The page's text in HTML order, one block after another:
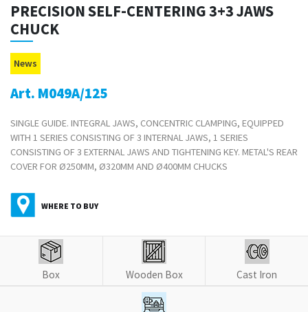
PRECISION SELF-CENTERING 3+3 JAWS
CHUCK
News
Art. M049A/125
SINGLE GUIDE. INTEGRAL JAWS, CONCENTRIC CLAMPING, EQUIPPED
WITH 1 SERIES CONSISTING OF 3 INTERNAL JAWS, 1 SERIES
CONSISTING OF 3 EXTERNAL JAWS AND TIGHTENING KEY. METAL'S REAR
COVER FOR Ø250MM, Ø320MM AND Ø400MM CHUCKS
WHERE TO BUY
Box Wooden Box Cast Iron